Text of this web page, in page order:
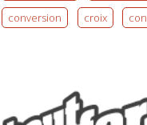
conversion
croix